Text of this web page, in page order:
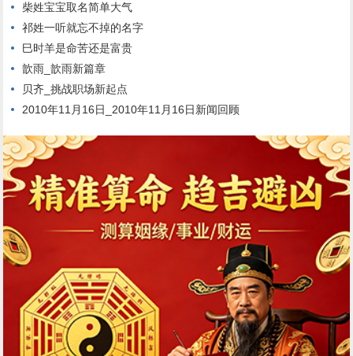
柴姓宝宝取名简单大气
祁姓一听就忘不掉的名字
巳时羊是命苦还是富贵
歆雨_歆雨新篇章
贝齐_挑战职场新起点
2010年11月16日_2010年11月16日新闻回顾